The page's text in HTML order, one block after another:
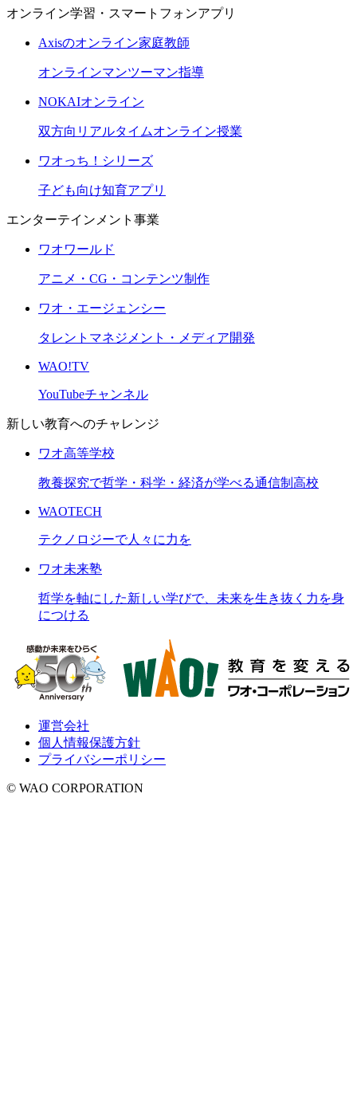
オンライン学習・スマートフォンアプリ
Axisのオンライン家庭教師
オンラインマンツーマン指導
NOKAIオンライン
双方向リアルタイムオンライン授業
ワオっち！シリーズ
子ども向け知育アプリ
エンターテインメント事業
ワオワールド
アニメ・CG・コンテンツ制作
ワオ・エージェンシー
タレントマネジメント・メディア開発
WAO!TV
YouTubeチャンネル
新しい教育へのチャレンジ
ワオ高等学校
教養探究で哲学・科学・経済が学べる通信制高校
WAOTECH
テクノロジーで人々に力を
ワオ未来塾
哲学を軸にした新しい学びで、未来を生き抜く力を身
につける
運営会社
個人情報保護方針
プライバシーポリシー
© WAO CORPORATION